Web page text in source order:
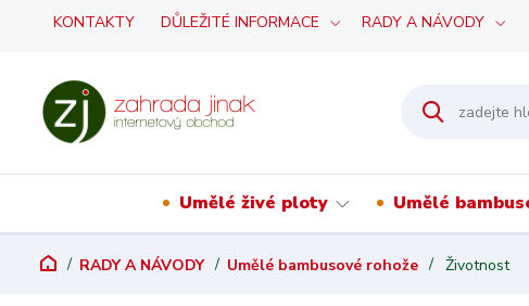
KONTAKTY DŮLEŽITÉ INFORMACE RADY A NÁVODY
Umělé živé ploty Umělé
RADY A NÁVODY Umělé bambusové rohože Životnost